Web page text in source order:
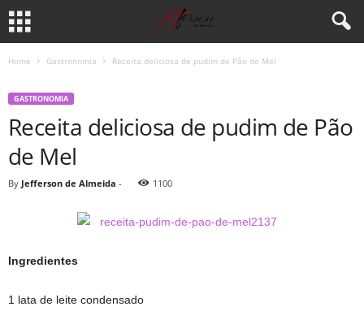
Home Gastronomia Receita deliciosa de pudim de Pão de Mel
GASTRONOMIA
Receita deliciosa de pudim de Pão
de Mel
By Jefferson de Almeida - 1100
Ingredientes
1 lata de leite condensado